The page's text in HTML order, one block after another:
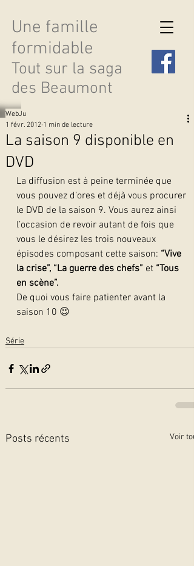
Une famille
formidable
Tout sur la saga
des Beaumont
La saison 9 disponible en
DVD
WebJu
1 févr. 2012 1 min de lecture
La diffusion est à peine terminée que
vous pouvez d’ores et déjà vous procurer
le DVD de la saison 9. Vous aurez ainsi
l’occasion de revoir autant de fois que
vous le désirez les trois nouveaux
épisodes composant cette saison: “Vive
la crise”, “La guerre des chefs” et “Tous
en scène”.
De quoi vous faire patienter avant la
saison 10 😉
Série
Posts récents Voir tout